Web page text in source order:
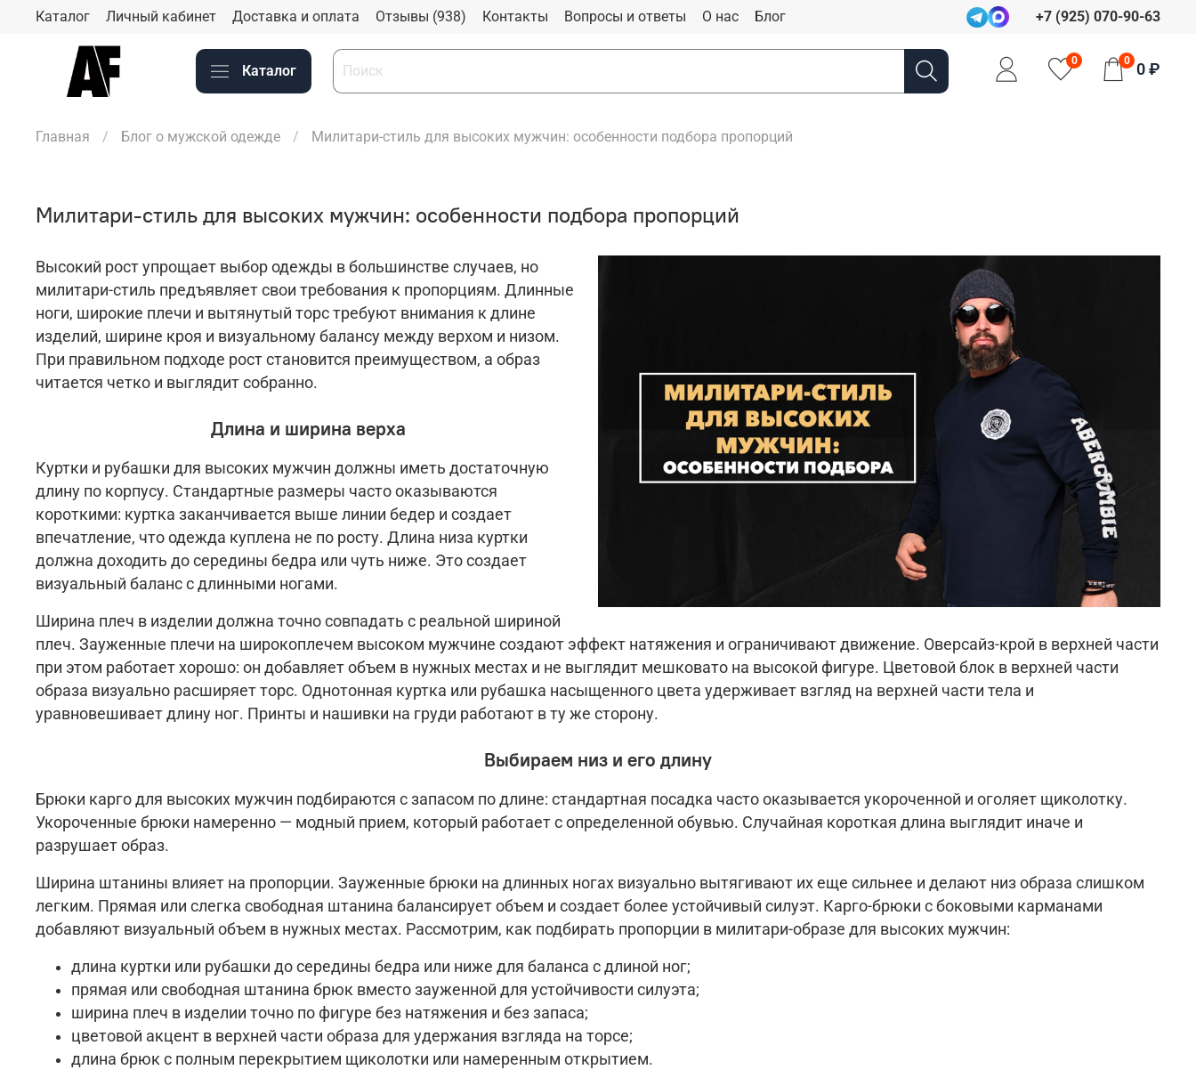
Каталог Личный кабинет Доставка и оплата Отзывы (938) Контакты Вопросы и ответы О нас Блог +7 (925) 070-90-63
Каталог
0 0 0 ₽
Главная Блог о мужской одежде Милитари-стиль для высоких мужчин: особенности подбора пропорций
Милитари-стиль для высоких мужчин: особенности подбора пропорций
Высокий рост упрощает выбор одежды в большинстве случаев, но
милитари-стиль предъявляет свои требования к пропорциям. Длинные
ноги, широкие плечи и вытянутый торс требуют внимания к длине
изделий, ширине кроя и визуальному балансу между верхом и низом.
При правильном подходе рост становится преимуществом, а образ
читается четко и выглядит собранно.
Длина и ширина верха
Куртки и рубашки для высоких мужчин должны иметь достаточную
длину по корпусу. Стандартные размеры часто оказываются
короткими: куртка заканчивается выше линии бедер и создает
впечатление, что одежда куплена не по росту. Длина низа куртки
должна доходить до середины бедра или чуть ниже. Это создает
визуальный баланс с длинными ногами.
Ширина плеч в изделии должна точно совпадать с реальной шириной
плеч. Зауженные плечи на широкоплечем высоком мужчине создают эффект натяжения и ограничивают движение. Оверсайз-крой в верхней части
при этом работает хорошо: он добавляет объем в нужных местах и не выглядит мешковато на высокой фигуре. Цветовой блок в верхней части
образа визуально расширяет торс. Однотонная куртка или рубашка насыщенного цвета удерживает взгляд на верхней части тела и
уравновешивает длину ног. Принты и нашивки на груди работают в ту же сторону.
Выбираем низ и его длину
Брюки карго для высоких мужчин подбираются с запасом по длине: стандартная посадка часто оказывается укороченной и оголяет щиколотку.
Укороченные брюки намеренно — модный прием, который работает с определенной обувью. Случайная короткая длина выглядит иначе и
разрушает образ.
Ширина штанины влияет на пропорции. Зауженные брюки на длинных ногах визуально вытягивают их еще сильнее и делают низ образа слишком
легким. Прямая или слегка свободная штанина балансирует объем и создает более устойчивый силуэт. Карго-брюки с боковыми карманами
добавляют визуальный объем в нужных местах. Рассмотрим, как подбирать пропорции в милитари-образе для высоких мужчин:
длина куртки или рубашки до середины бедра или ниже для баланса с длиной ног;
прямая или свободная штанина брюк вместо зауженной для устойчивости силуэта;
ширина плеч в изделии точно по фигуре без натяжения и без запаса;
цветовой акцент в верхней части образа для удержания взгляда на торсе;
длина брюк с полным перекрытием щиколотки или намеренным открытием.